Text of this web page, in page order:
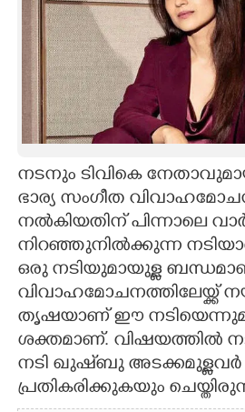
ART
ASTRO
CARTOONS
LITERATURE
ZOOM
നടനും ടിവികെ
ഭാര്യ സംഗീത
നൽകിയതിന് പിന്നാലെ
നിറഞ്ഞുനിൽക്കുന്ന
ഒരു നടിയുമായുള്ള
വിവാഹമോചനത്തിലേയ്ക്ക്
തൃഷയാണ് ഈ
ശക്തമാണ്. വിഷയത്തിൽ
നടി ഖുഷ്‌ബു അടക്കമുള്ളവർ
പ്രതികരിക്കുകയും